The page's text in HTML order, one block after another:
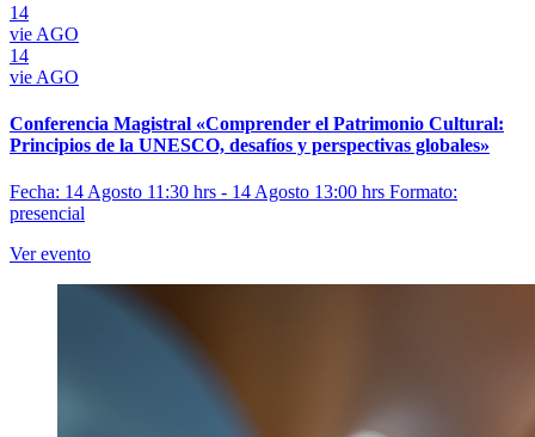
14
vie AGO
14
vie AGO
Conferencia Magistral «Comprender el Patrimonio Cultural:
Principios de la UNESCO, desafíos y perspectivas globales»
Fecha: 14 Agosto 11:30 hrs - 14 Agosto 13:00 hrs Formato:
presencial
Ver evento